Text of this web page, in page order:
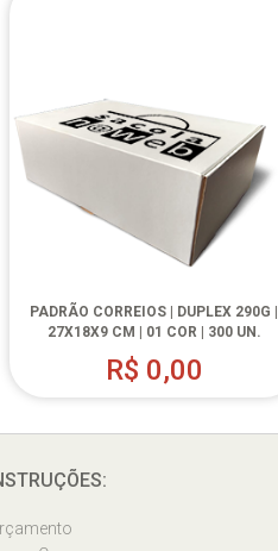
PADRÃO CORREIOS | DUPLEX 290G |
27X18X9 CM | 01 COR | 300 UN.
R$ 0,00